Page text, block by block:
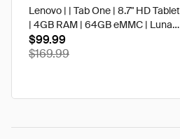
Lenovo | | Tab One | 8.7" HD Tablet
| 4GB RAM | 64GB eMMC | Luna
Grey | Best Buy
$99.99
$169.99